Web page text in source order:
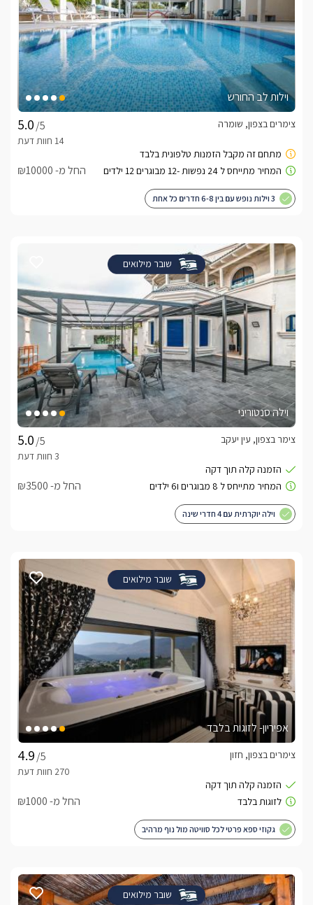
וילות לב החורש
/5
צימרים בצפון, שומרה
החל מ- ₪10000
3 וילות נופש עם בין 6-8 חדרים כל אחת
שובר מילואים
וילה סנטוריני
/5
צימר בצפון, עין יעקב
החל מ- ₪3500
וילה יוקרתית עם 4 חדרי שינה
שובר מילואים
אפיריון- לזוגות בלבד
/5
צימרים בצפון, חזון
החל מ- ₪1000
גקוזי ספא פרטי לכל סוויטה מול נוף מרהיב
שובר מילואים